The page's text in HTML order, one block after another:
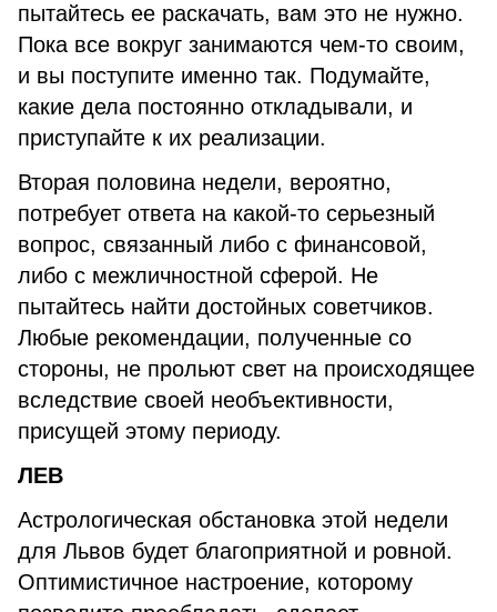
пытайтесь ее раскачать, вам это не нужно.
Пока все вокруг занимаются чем-то своим,
и вы поступите именно так. Подумайте,
какие дела постоянно откладывали, и
приступайте к их реализации.
Вторая половина недели, вероятно,
потребует ответа на какой-то серьезный
вопрос, связанный либо с финансовой,
либо с межличностной сферой. Не
пытайтесь найти достойных советчиков.
Любые рекомендации, полученные со
стороны, не прольют свет на происходящее
вследствие своей необъективности,
присущей этому периоду.
ЛЕВ
Астрологическая обстановка этой недели
для Львов будет благоприятной и ровной.
Оптимистичное настроение, которому